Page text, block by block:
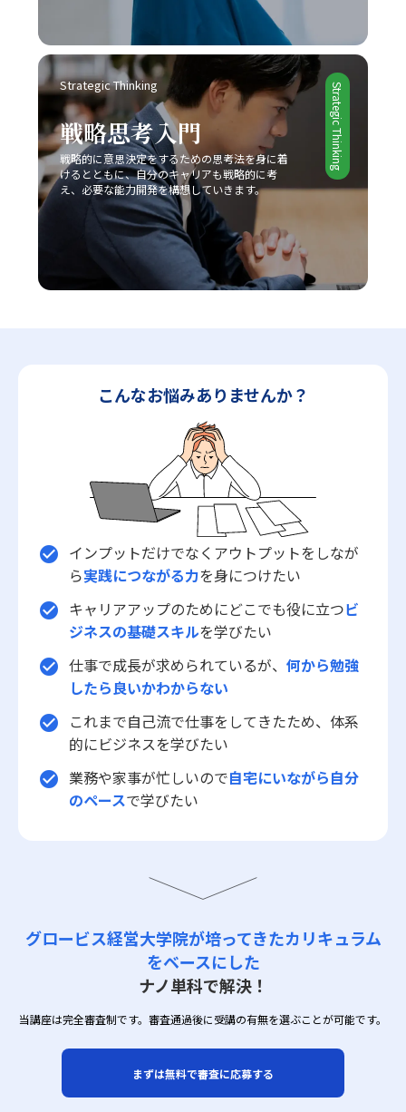
ラ、トヨタ自動車などが、自社の独自性を武器にして激戦
区を勝ち抜いていることからも、自社の強みをしっかりと
把握し、独自の価値提案を行うことの重要性が理解できる
でしょう。さらに、競合他社との違いを明確にし、適切な
タイミングで戦略の見直しと改善を図ることで、どのよう
な厳しい市場環境でも勝利を掴むことが可能となります。
最終的に、レッドオーシャンの戦い方においては、単なる
生存戦略ではなく、今後も持続的な成長を実現するための
基盤として、企業やビジネスパーソン自身が常に学び、挑
戦し続ける姿勢が求められます。現代の急激な変革期にお
いて、若手ビジネスマンが自らのキャリアと企業の成長を
支えるためにも、戦略的思考と柔軟な対応力を身につけ、
レッドオーシャンの荒波を乗り越えるための確固たる手法
を確立することが今後の成功に直結すると言えるでしょ
Strategic Thinking
戦略思考入門
戦略的に意思決定をするための思考法を身に着
けるとともに、自分のキャリアも戦略的に考
え、必要な能力開発を構想していきます。
Strategic Thinking
こんなお悩みありませんか？
check_circle インプットだけでなくアウトプットをしなが
ら実践につながる力を身につけたい
check_circle キャリアアップのためにどこでも役に立つビ
ジネスの基礎スキルを学びたい
check_circle 仕事で成長が求められているが、 何から勉強
したら良いかわからない
check_circle
これまで自己流で仕事をしてきたため、体系
的にビジネスを学びたい
check_circle 業務や家事が忙しいので自宅にいながら自分
のペースで学びたい
グロービス経営大学院が培ってきたカリキュラム
をベースにした
ナノ単科で解決！
当講座は完全審査制です。審査通過後に受講の有無を選ぶことが可能です。
まずは無料で審査に応募する